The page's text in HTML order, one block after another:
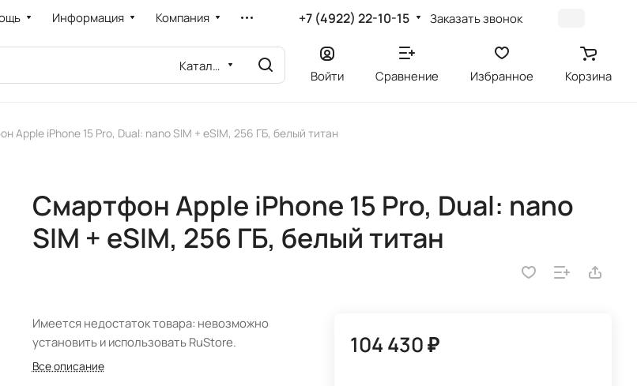
Информация Компания +7 (4922) 22-10-15 Заказать звонок
Каталог
Войти Сравнение Избранное Корзина
Apple iPhone 15 Pro, Dual: nano SIM + eSIM, 256 ГБ, белый титан
Смартфон Apple iPhone 15 Pro, Dual: nano
SIM + eSIM, 256 ГБ, белый титан
Имеется недостаток товара: невозможно
установить и использовать RuStore.
Все описание
104 430 ₽